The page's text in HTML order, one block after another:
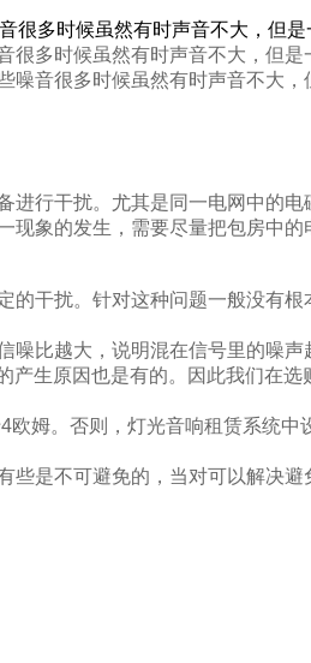
多时候虽然有时声音不大，但是
多时候虽然有时声音不大，但
音很多时候虽然有时声音不大
行干扰。尤其是同一电网中的
象的发生，需要尽量把包房中的
的干扰。针对这种问题一般没有
比越大，说明混在信号里的噪
产生原因也是有的。因此我们在
4欧姆。否则，灯光音响租赁系统中
是不可避免的，当对可以解决